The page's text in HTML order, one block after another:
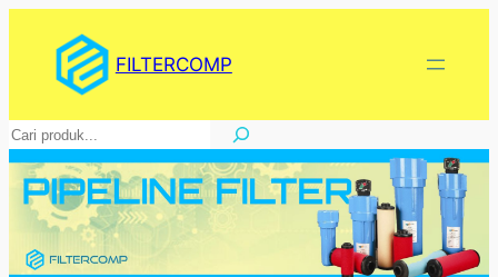
konten
FILTERCOMP
Pencarian